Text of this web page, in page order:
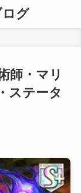
グ
師・マリ
ステータ